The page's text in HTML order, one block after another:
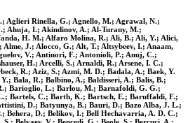
Aglieri Rinella, G.; Agnello, M.; Agrawal, N.;
Ahuja, I.; Akindinov, A.; Al-Turany, M.;
H. M.; Alfaro Molina, R.; Ali, B.; Ali, Y.; Alici,
J.; Alocco, G.; Alt, T.; Altsybeev, I.; Anaam,
V.; Antinori, F.; Antonioli, P.; Anuj, C.;
H.; Arcelli, S.; Arnaldi, R.; Arsene, I. C.;
R.; Aziz, S.; Azmi, M. D.; Badala, A.; Baek, Y.
Bala, R.; Balbino, A.; Baldisseri, A.; Balis, B.;
Barioglio, L.; Barlou, M.; Barnafoldi, G. G.;
Bartels, C.; Barth, K.; Bartsch, E.; Baruffaldi, F.;
D.; Batyunya, B.; Bauri, D.; Bazo Alba, J. L.;
Behera, D.; Belikov, I.; Bell Hechavarria, A. D. C.;